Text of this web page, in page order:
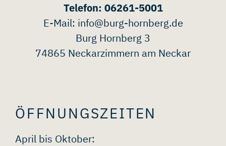
Telefon: 06261-5001
E-Mail: info@burg-hornberg.de
Burg Hornberg 3
74865 Neckarzimmern am Neckar
ÖFFNUNGSZEITEN
April bis Oktober: